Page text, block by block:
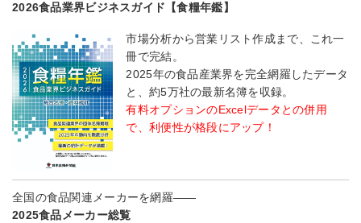
2026食品業界ビジネスガイド【食糧年鑑】
市場分析から営業リスト作成まで、これ一
冊で完結。
2025年の食品産業界を完全網羅したデータ
と、約5万社の最新名簿を収録。
有料オプションのExcelデータとの併用
で、利便性が格段にアップ！
全国の食品関連メーカーを網羅――
2025食品メーカー総覧